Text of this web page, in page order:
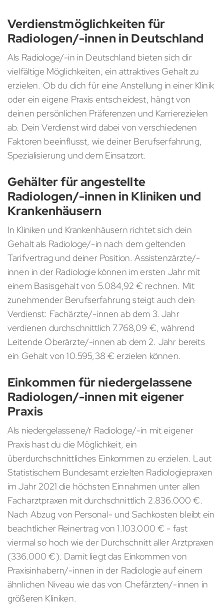
Verdienstmöglichkeiten für
Radiologen/-innen in Deutschland
Als Radiologe/-in in Deutschland bieten sich dir
vielfältige Möglichkeiten, ein attraktives Gehalt zu
erzielen. Ob du dich für eine Anstellung in einer Klinik
oder ein eigene Praxis entscheidest, hängt von
deinen persönlichen Präferenzen und Karrierezielen
ab. Dein Verdienst wird dabei von verschiedenen
Faktoren beeinflusst, wie deiner Berufserfahrung,
Spezialisierung und dem Einsatzort.
Gehälter für angestellte
Radiologen/-innen in Kliniken und
Krankenhäusern
In Kliniken und Krankenhäusern richtet sich dein
Gehalt als Radiologe/-in nach dem geltenden
Tarifvertrag und deiner Position. Assistenzärzte/-
innen in der Radiologie können im ersten Jahr mit
einem Basisgehalt von 5.084,92 € rechnen. Mit
zunehmender Berufserfahrung steigt auch dein
Verdienst: Fachärzte/-innen ab dem 3. Jahr
verdienen durchschnittlich 7.768,09 €, während
Leitende Oberärzte/-innen ab dem 2. Jahr bereits
ein Gehalt von 10.595,38 € erzielen können.
Einkommen für niedergelassene
Radiologen/-innen mit eigener
Praxis
Als niedergelassene/r Radiologe/-in mit eigener
Praxis hast du die Möglichkeit, ein
überdurchschnittliches Einkommen zu erzielen. Laut
Statistischem Bundesamt erzielten Radiologiepraxen
im Jahr 2021 die höchsten Einnahmen unter allen
Facharztpraxen mit durchschnittlich 2.836.000 €.
Nach Abzug von Personal- und Sachkosten bleibt ein
beachtlicher Reinertrag von 1.103.000 € - fast
viermal so hoch wie der Durchschnitt aller Arztpraxen
(336.000 €). Damit liegt das Einkommen von
Praxisinhabern/-innen in der Radiologie auf einem
ähnlichen Niveau wie das von Chefärzten/-innen in
größeren Kliniken.